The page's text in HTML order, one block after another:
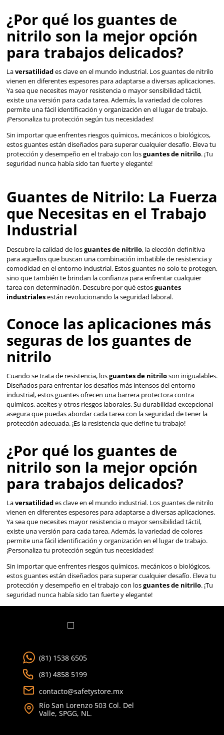
VER MÁS
Guantes de Nitrilo: La
que Necesitas en el
Descubre la calidad de los guantes de nitrilo , la
para aquellos que buscan una combinación imbatible de
comodidad en el entorno industrial. Estos guantes no
tarea con determinación. Descubre por qué estos
industrialesestán revolucionando la seguridad laboral.
Conoce las
seguras de los guantes
nitrilo
Cuando se trata de resistencia, los
Diseñados para enfrentar los desafíos más intensos del
industrial, estos guantes ofrecen una barrera protectora
químicos, aceites y otros riesgos laborales. Su durabilidad
asegura que puedas abordar cada tarea con la seguridad
protección adecuada. ¡Es la resistencia que define tu
¿Por qué los guantes de
nitrilo son la mejor
para trabajos
Laversatilidades clave en el mundo industrial. Los
vienen en diferentes espesores para adaptarse a diversas
Ya sea que necesites mayor resistencia o mayor
existe una versión para cada tarea. Además, la variedad
permite una fácil identificación y organización en el lugar
¡Personaliza tu protección según tus necesidades!
Sin importar que enfrentes riesgos químicos, mecánicos
protección y desempeño en el trabajo con los
Guantes de Nitrilo: La
que Necesitas en el
Industrial